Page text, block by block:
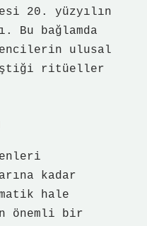
20. yüzyılın
Bu bağlamda
ulusal
ritüeller
kadar
hale
önemli bir